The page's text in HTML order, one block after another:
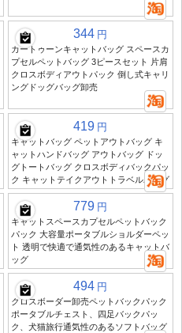
344 円
カートゥーンキャットバッグ スペースカ
プセルペットバッグ 3ピースセット 片肩
クロスボディアウトパック 倒し式キャリ
ングドッグバッグ卸売
419 円
キャットバッグ ペットアウトバッグ キ
ャットハンドバッグ アウトバッグ ドッ
グトートバッグ クロスボディバックパッ
ク キャットテイクアウトトラベルバッグ
779 円
キャットスペースカプセルペットバック
パック 大容量ポータブルショルダーペッ
ト 透明で快適で通気性のあるキャットバ
ッグ
494 円
クロスボーダー卸売ペットバックパック
ポータブルチェスト、四足バックパッ
ク、犬猫旅行通気性のあるソフトバッグ